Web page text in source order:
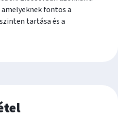
fontos a
tartása és a